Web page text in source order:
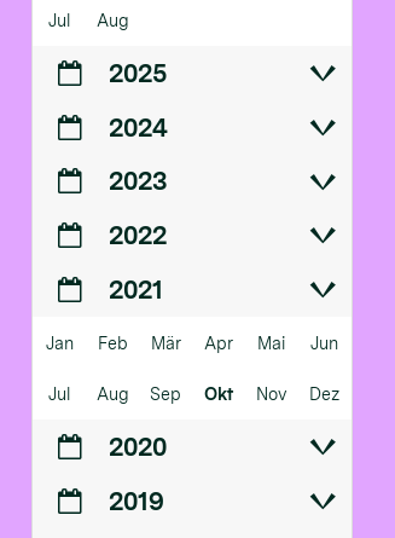
Jul Aug
2025
2024
2023
2022
2021
Jan Feb Mär Apr Mai Jun
Jul Aug Sep Okt Nov Dez
2020
2019